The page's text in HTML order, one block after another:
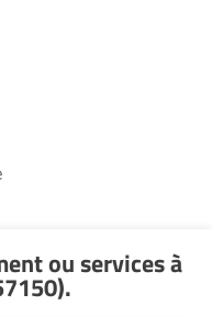
ou servicesà
.